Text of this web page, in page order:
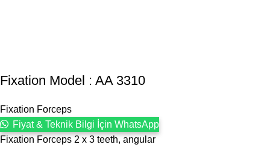
Fixation Model : AA 3310
Fixation Forceps
Fiyat & Teknik Bilgi İçin WhatsApp
Fixation Forceps 2 x 3 teeth, angular